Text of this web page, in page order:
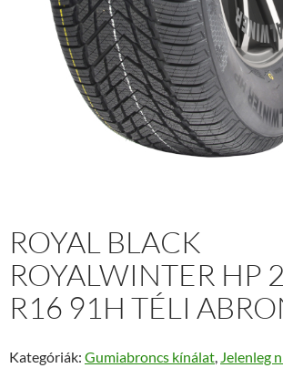
ROYAL BLACK
ROYALWINTER HP
R16 91H TÉLI
Kategóriák: Gumiabroncs kínálat, Jelenleg